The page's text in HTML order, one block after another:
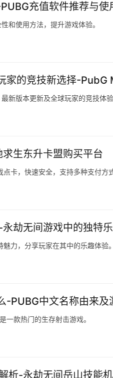
充值软件推荐与使
和使用方法，提升游戏体验。
家的竞技新选择-PubG
新版本更新及全球玩家的竞技体验
生东升卡盟购买平台
卡，快速安全，支持多种支付方式
劫无间游戏中的独特
力，分享玩家在其中的乐趣体验。
-PUBG中文名称由来及
一款热门的生存射击游戏。
析-永劫无间岳山技能